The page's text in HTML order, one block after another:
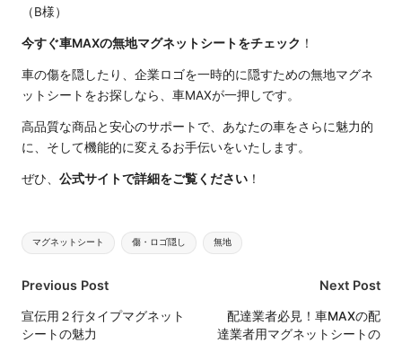
（B様）
今すぐ車MAXの無地マグネットシートをチェック ！
車の傷を隠したり、企業ロゴを一時的に隠すための無地マグネ
ットシートをお探しなら、車MAXが一押しです。
高品質な商品と安心のサポートで、あなたの車をさらに魅力的
に、そして機能的に変えるお手伝いをいたします。
ぜひ、 公式サイトで詳細をご覧ください ！
Tags:
マグネットシート 傷・ロゴ隠し 無地
Post
navigation
Previous Post
宣伝用２行タイプマグネット
シートの魅力
Next Post
配達業者必見！車MAXの配
達業者用マグネットシートの